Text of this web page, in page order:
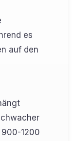
es
auf den
1200